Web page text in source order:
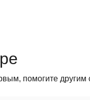
помогите